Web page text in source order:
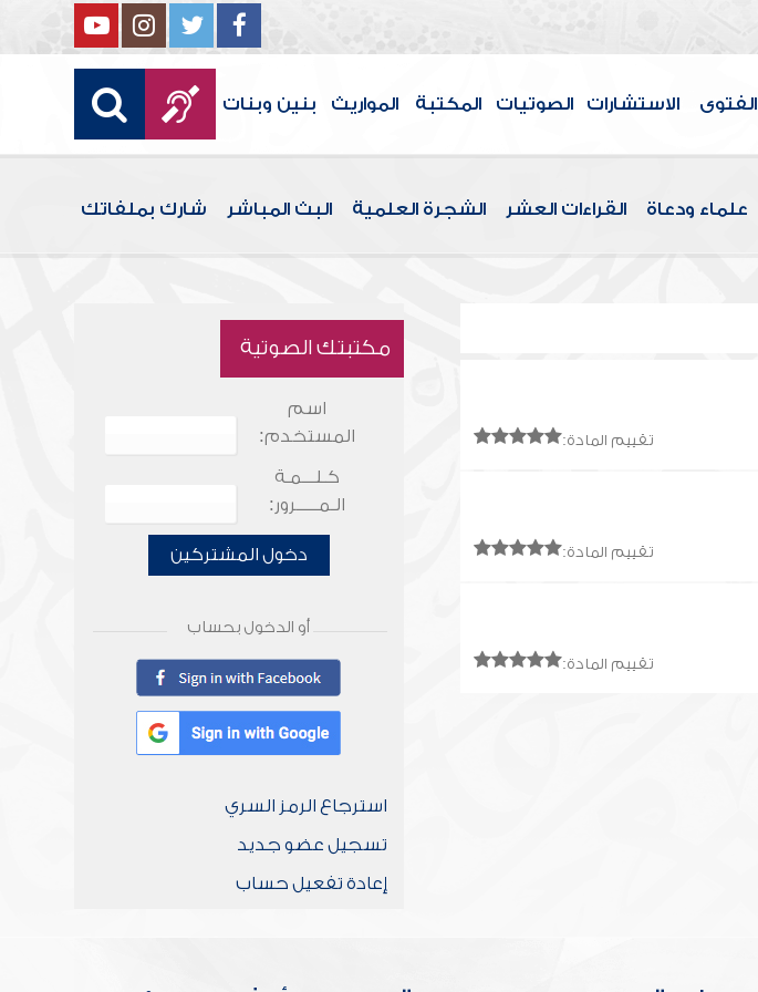
الفتوى الاستشارات الصوتيات المكتبة المواريث بنين وبنات
علماء ودعاة القراءات العشر الشجرة العلمية البث المباشر شارك بملفاتك
تقييم المادة:
تقييم المادة:
تقييم المادة:
مكتبتك الصوتية
اسم
المستخدم:
كـلـــمـة
الـمـــــرور:
دخول المشتركين
أو الدخول بحساب
استرجاع الرمز السري
تسجيل عضو جديد
إعادة تفعيل حساب